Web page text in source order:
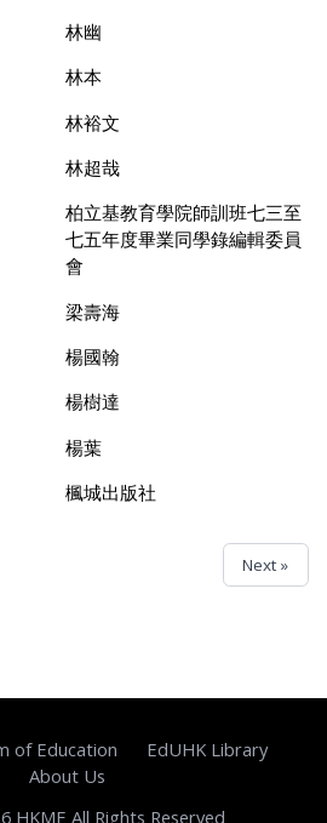
林幽
林本
林裕文
林超哉
柏立基教育學院師訓班七三至
七五年度畢業同學錄編輯委員
會
梁壽海
楊國翰
楊樹達
楊葉
楓城出版社
Next »
of Education
EdUHK Library
About Us
HKME All Rights Reserved